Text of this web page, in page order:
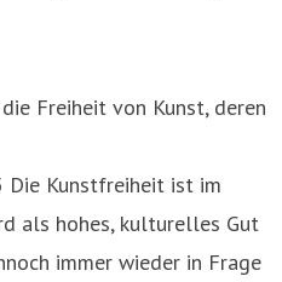
Freiheit von Kunst, deren
Die Kunstfreiheit ist im
als hohes, kulturelles Gut
immer wieder in Frage